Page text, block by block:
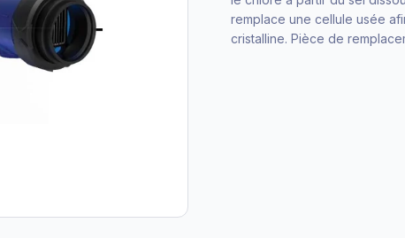
remplace une cellule usée
cristalline. Pièce de